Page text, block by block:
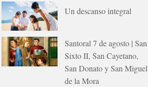
Un descanso integral
Santoral 7 de agosto | San
Sixto II, San Cayetano,
San Donato y San Miguel
de la Mora